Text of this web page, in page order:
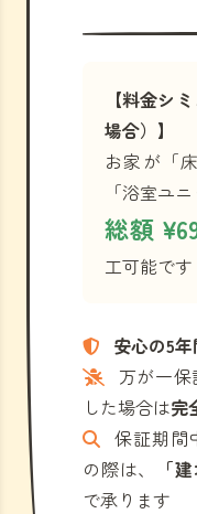
【料金シ
場合）】
お家が「
「浴室ユ
総額
工可能です
安心の5
万が一
した場合は完
保証期間
の際は、
「
で承ります